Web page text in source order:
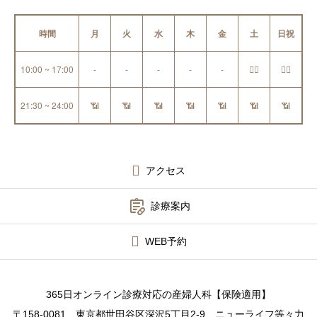
時間 月 火 水 木 金 土 日祝
10:00 ~ 17:00 - - - - - 👩‍⚕️ 👩‍⚕️
21:30 ~ 24:00 📶 📶 📶 📶 📶 📶 📶
アクセス
 診療案内
WEB予約
365日オンライン診療対応の産婦人科【保険適用】
〒158-0081 東京都世田谷区深沢5丁目2-9 ニューライフ等々力